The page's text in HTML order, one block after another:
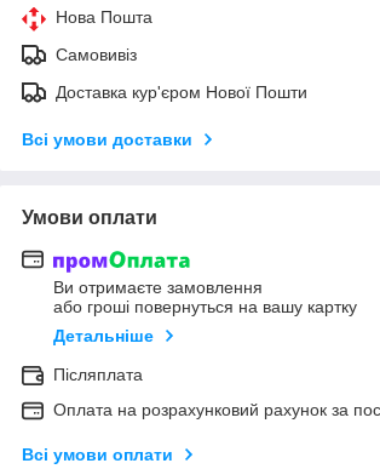
Нова Пошта
Самовивіз
Доставка кур'єром Нової Пошти
Всі умови доставки
Умови оплати
Ви отримаєте замовлення
або гроші повернуться на вашу картку
Детальніше
Післяплата
Оплата на розрахунковий рахунок за
Всі умови оплати